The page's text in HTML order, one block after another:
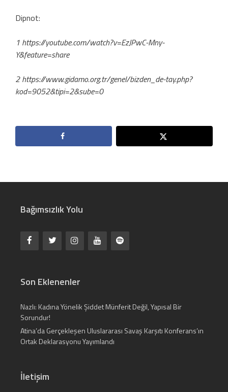
Dipnot:
1 https://youtube.com/watch?v=EzJPwC-Mny-
Y&feature=share
2 https://www.gidamo.org.tr/genel/bizden_de-tay.php?
kod=9052&tipi=2&sube=0
Bağımsızlık Yolu
Son Eklenenler
Nazlı: Kadına Yönelik Şiddet Münferit Değil, Yapısal Bir
Sorundur!
Atina’da Gerçekleşen Uluslararası Savaş Karşıtı Konferans’ın
Ortak Deklarasyonu Yayımlandı
İletişim